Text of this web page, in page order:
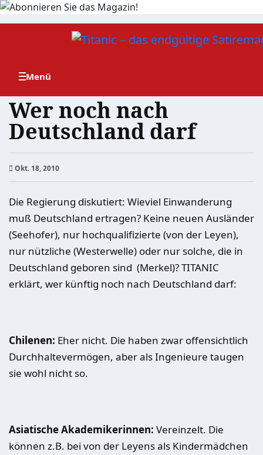
Zum
Wer noch nach
Deutschland darf
Okt. 18, 2010
Die Regierung diskutiert: Wieviel Einwanderung
muß Deutschland ertragen? Keine neuen Ausländer
(Seehofer), nur hochqualifizierte (von der Leyen),
nur nützliche (Westerwelle) oder nur solche, die in
Deutschland geboren sind (Merkel)? TITANIC
erklärt, wer künftig noch nach Deutschland darf:
Chilenen: Eher nicht. Die haben zwar offensichtlich
Durchhaltevermögen, aber als Ingenieure taugen
sie wohl nicht so.
Asiatische Akademikerinnen: Vereinzelt. Die
können z.B. bei von der Leyens als Kindermädchen